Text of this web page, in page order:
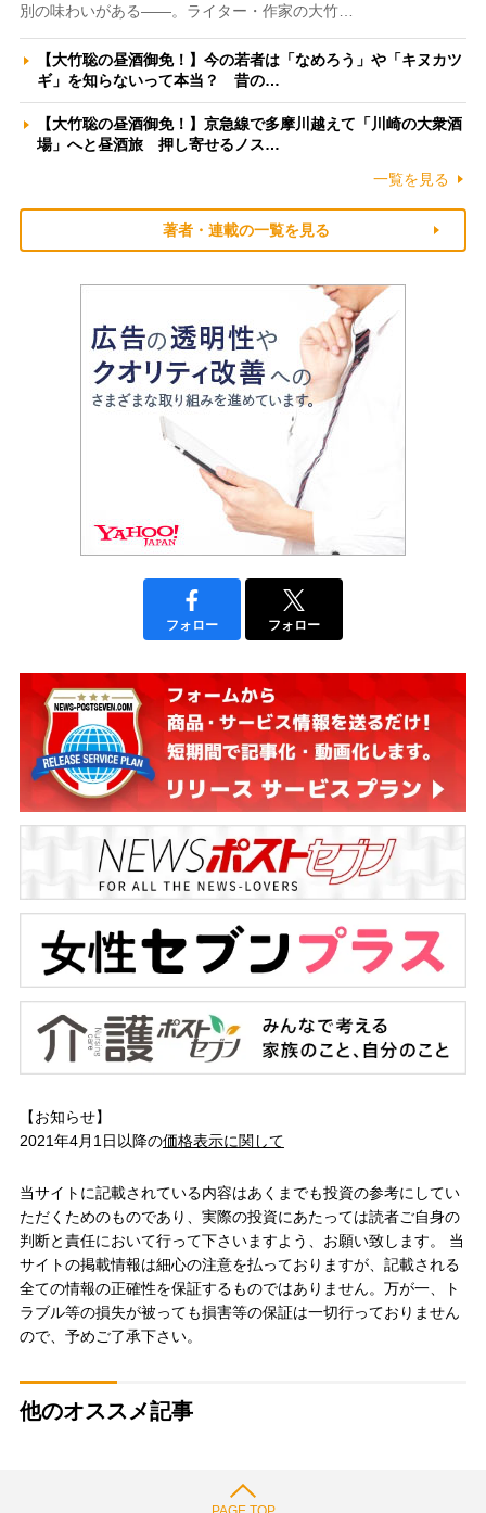
別の味わいがある――。ライター・作家の大竹…
【大竹聡の昼酒御免！】今の若者は「なめろう」や「キヌカツ
ギ」を知らないって本当？ 昔の…
【大竹聡の昼酒御免！】京急線で多摩川越えて「川崎の大衆酒
場」へと昼酒旅 押し寄せるノス…
一覧を見る
著者・連載の一覧を見る
フォロー フォロー
【お知らせ】
2021年4月1日以降の価格表示に関して
当サイトに記載されている内容はあくまでも投資の参考にしてい
ただくためのものであり、実際の投資にあたっては読者ご自身の
判断と責任において行って下さいますよう、お願い致します。 当
サイトの掲載情報は細心の注意を払っておりますが、記載される
全ての情報の正確性を保証するものではありません。万が一、ト
ラブル等の損失が被っても損害等の保証は一切行っておりません
ので、予めご了承下さい。
他のオススメ記事